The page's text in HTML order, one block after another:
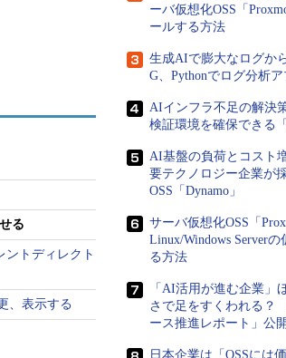
zshに共通
じです ※1。
できる。しか
使用できない。
はdash（Debian
りCentOSのshで
目次に戻る
る
ントディレクト
、表示する
ーバ仮想化OSS「
ールする方法
生成AIで膨大なログか
G、Pythonでログ分析
AIインフラ不足の解
検証環境を確保できる
AI基盤の負荷とコスト
要テクノロジー企業が
OSS「Dynamo」
サーバ仮想化OSS「
Linux/Windows Server
る方法
「AI活用が進む企業」
さで足をすくわれる？
ース推進レポート」公開
日本企業は「OSSには